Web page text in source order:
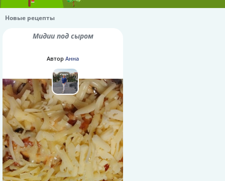
Новые рецепты
Мидии под сыром
Автор Анна